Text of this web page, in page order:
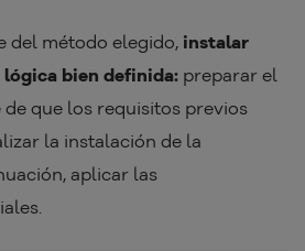
del método elegido, instalar
lógica bien definida: preparar el
que los requisitos previos
la instalación de la
aplicar las